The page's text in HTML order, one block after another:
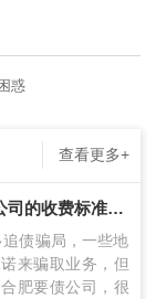
惑
查看更多+
仪征不正规合肥讨债公司的收费标准三大陷阱
债骗局，一些地
来骗取业务，但
肥要债公司，很